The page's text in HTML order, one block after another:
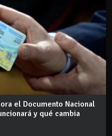
el Documento Nacional
y qué cambia